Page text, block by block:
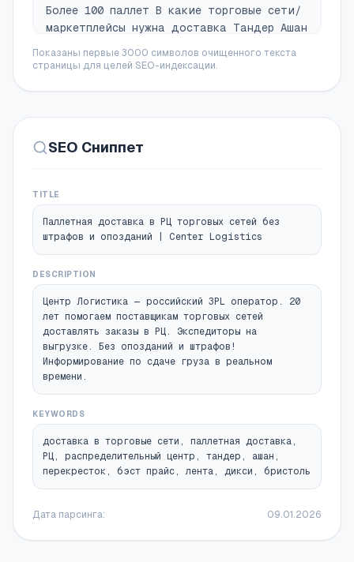
Более 100 паллет В какие торговые сети/
маркетплейсы нужна доставка Тандер Ашан
Лента Укажите свой вариант
тарифы ← Предыдущий вопрос Следующий
+7 495 150-26-12 Позвонить Доставляем в
РЦ торговых сетей под ключ РАССЧИТАТЬ
СТОИМОСТЬ От 1 паллеты РАССЧИТАТЬ
СТОИМОСТЬ Без переплат Без штрафов
Всегда в срок За 20 лет добились
существенных результатов в оптимизации
процессов и помощи поставщикам
российских и европейских торговых
сетей, производителям и дистрибьюторам
20+ Склад с гарантией лучшей цены в РФ
3 МЛН Доставленных паллет 800+
Поставщиков торговых сетей 100+ Городов
доставки 3 Полный комплекс услуг 3PL PL
Всего 5 вопросов, чтобы получить
персональное коммерческое предложение:
Получите коммерческое предложение с
гарантией лучшей цены Укажите
контакты для получения коммерческого
Показаны первые 3000 символов очищенного текста
страницы для целей SEO-индексации.
SEO Сниппет
TITLE
Паллетная доставка в РЦ торговых сетей без
штрафов и опозданий | Center Logistics
DESCRIPTION
Центр Логистика — российский 3PL оператор. 20
лет помогаем поставщикам торговых сетей
доставлять заказы в РЦ. Экспедиторы на
выгрузке. Без опозданий и штрафов!
Информирование по сдаче груза в реальном
времени.
KEYWORDS
доставка в торговые сети, паллетная доставка,
РЦ, распределительный центр, тандер, ашан,
перекресток, бэст прайс, лента, дикси, бристоль
Дата парсинга: 09.01.2026